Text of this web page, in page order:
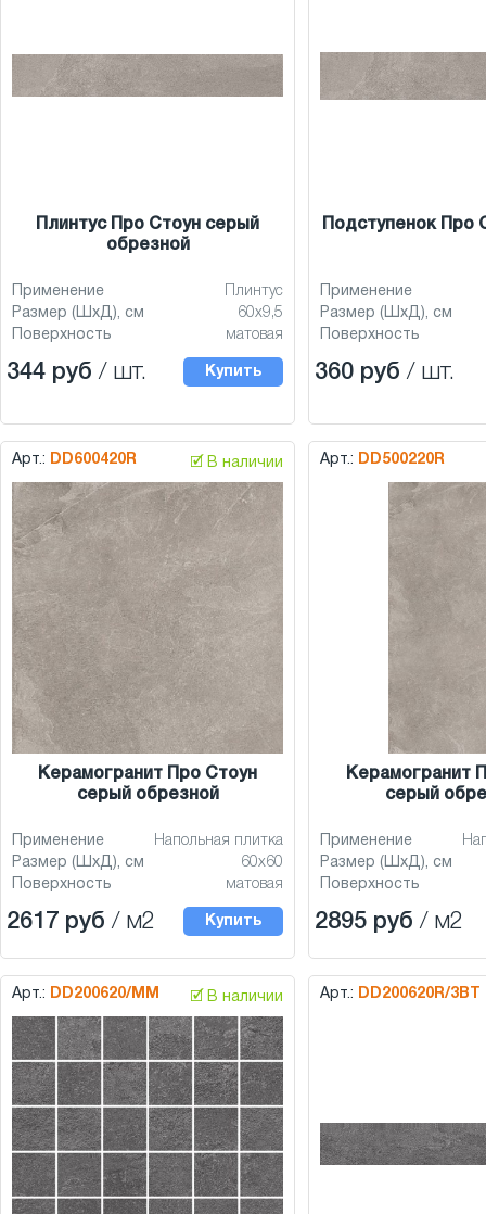
Плинтус Про Стоун серый
обрезной
Применение
Плинтус
Размер (ШхД), см
60x9,5
Поверхность
матовая
344 руб / шт. Купить
Подступенок Про
Применение
Размер (ШхД), см
Поверхность
360 руб / шт.
Арт.: DD600420R 🗹 В наличии
Керамогранит Про Стоун
серый обрезной
Применение
Напольная плитка
Размер (ШхД), см
60x60
Поверхность
матовая
2617 руб / м2 Купить
Арт.: DD500220R
Керамогранит
серый
Применение
Размер (ШхД), см
Поверхность
2895 руб / м2
Арт.: DD200620/MM 🗹 В наличии Арт.: DD200620R/3BT